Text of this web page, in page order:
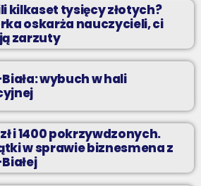
kilkaset tysięcy złotych?
oskarża nauczycieli, ci
zarzuty
wybuch w hali
i 1400 pokrzywdzonych.
w sprawie biznesmena z